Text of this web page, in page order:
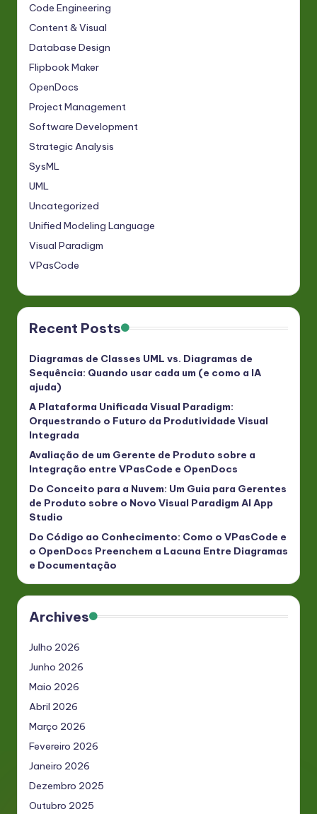
Code Engineering
Content & Visual
Database Design
Flipbook Maker
OpenDocs
Project Management
Software Development
Strategic Analysis
SysML
UML
Uncategorized
Unified Modeling Language
Visual Paradigm
VPasCode
Recent Posts
Diagramas de Classes UML vs. Diagramas de
Sequência: Quando usar cada um (e como a IA
ajuda)
A Plataforma Unificada Visual Paradigm:
Orquestrando o Futuro da Produtividade Visual
Integrada
Avaliação de um Gerente de Produto sobre a
Integração entre VPasCode e OpenDocs
Do Conceito para a Nuvem: Um Guia para Gerentes
de Produto sobre o Novo Visual Paradigm AI App
Studio
Do Código ao Conhecimento: Como o VPasCode e
o OpenDocs Preenchem a Lacuna Entre Diagramas
e Documentação
Archives
Julho 2026
Junho 2026
Maio 2026
Abril 2026
Março 2026
Fevereiro 2026
Janeiro 2026
Dezembro 2025
Outubro 2025